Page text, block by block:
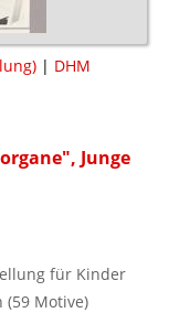
| DHM
Junge
für Kinder
(59 Motive)